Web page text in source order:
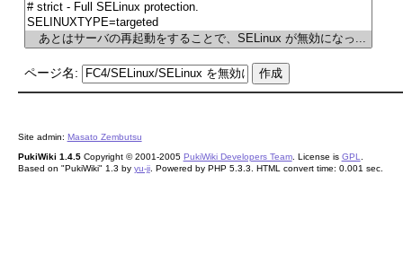
ページ名:
Site admin: Masato Zembutsu
PukiWiki 1.4.5Copyright © 2001-2005 PukiWiki Developers Team. License is GPL
Based on "PukiWiki" 1.3 by yu-ji. Powered by PHP 5.3.3. HTML convert time: 0.001 sec.